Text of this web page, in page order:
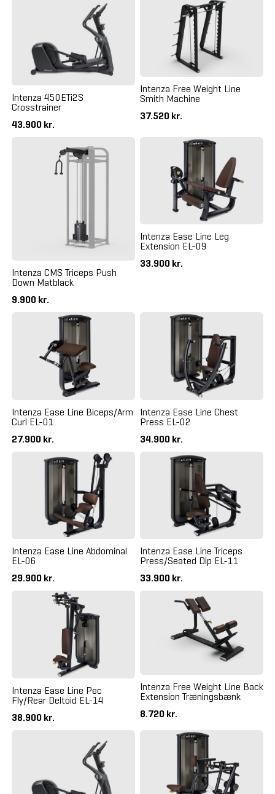
Intenza 450ETi2S
Crosstrainer
43.900 kr.
Intenza Free Weight Line
Smith Machine
37.520 kr.
Intenza CMS Triceps Push
Down Matblack
9.900 kr.
Intenza Ease Line Leg
Extension EL-09
33.900 kr.
Intenza Ease Line Biceps/Arm
Curl EL-01
27.900 kr.
Intenza Ease Line Chest
Press EL-02
34.900 kr.
Intenza Ease Line Abdominal
EL-06
29.900 kr.
Intenza Ease Line Triceps
Press/Seated Dip EL-11
33.900 kr.
Intenza Ease Line Pec
Fly/Rear Deltoid EL-14
38.900 kr.
Intenza Free Weight Line Back
Extension Træningsbænk
8.720 kr.